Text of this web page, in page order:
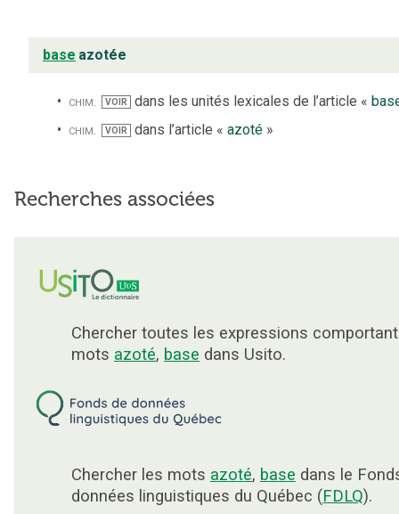
base azotée
chim. VOIR dans les unités lexicales de l’article «
chim.
VOIR dans l’article « azoté»
Recherches associées
Chercher toutes les expressions
mots azoté, base dans Usito.
Chercher les mots azoté, base dans le
données linguistiques du Québec (FDLQ).